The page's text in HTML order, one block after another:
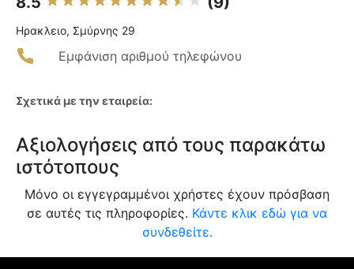
Ηρακλειο, Σμύρνης 29
Εμφάνιση αριθμού τηλεφώνου
Σχετικά με την εταιρεία:
Αξιολογήσεις από τους παρακάτω
ιστότοπους
Μόνο οι εγγεγραμμένοι χρήστες έχουν πρόσβαση
σε αυτές τις πληροφορίες. Κάντε κλικ εδώ για να
συνδεθείτε.